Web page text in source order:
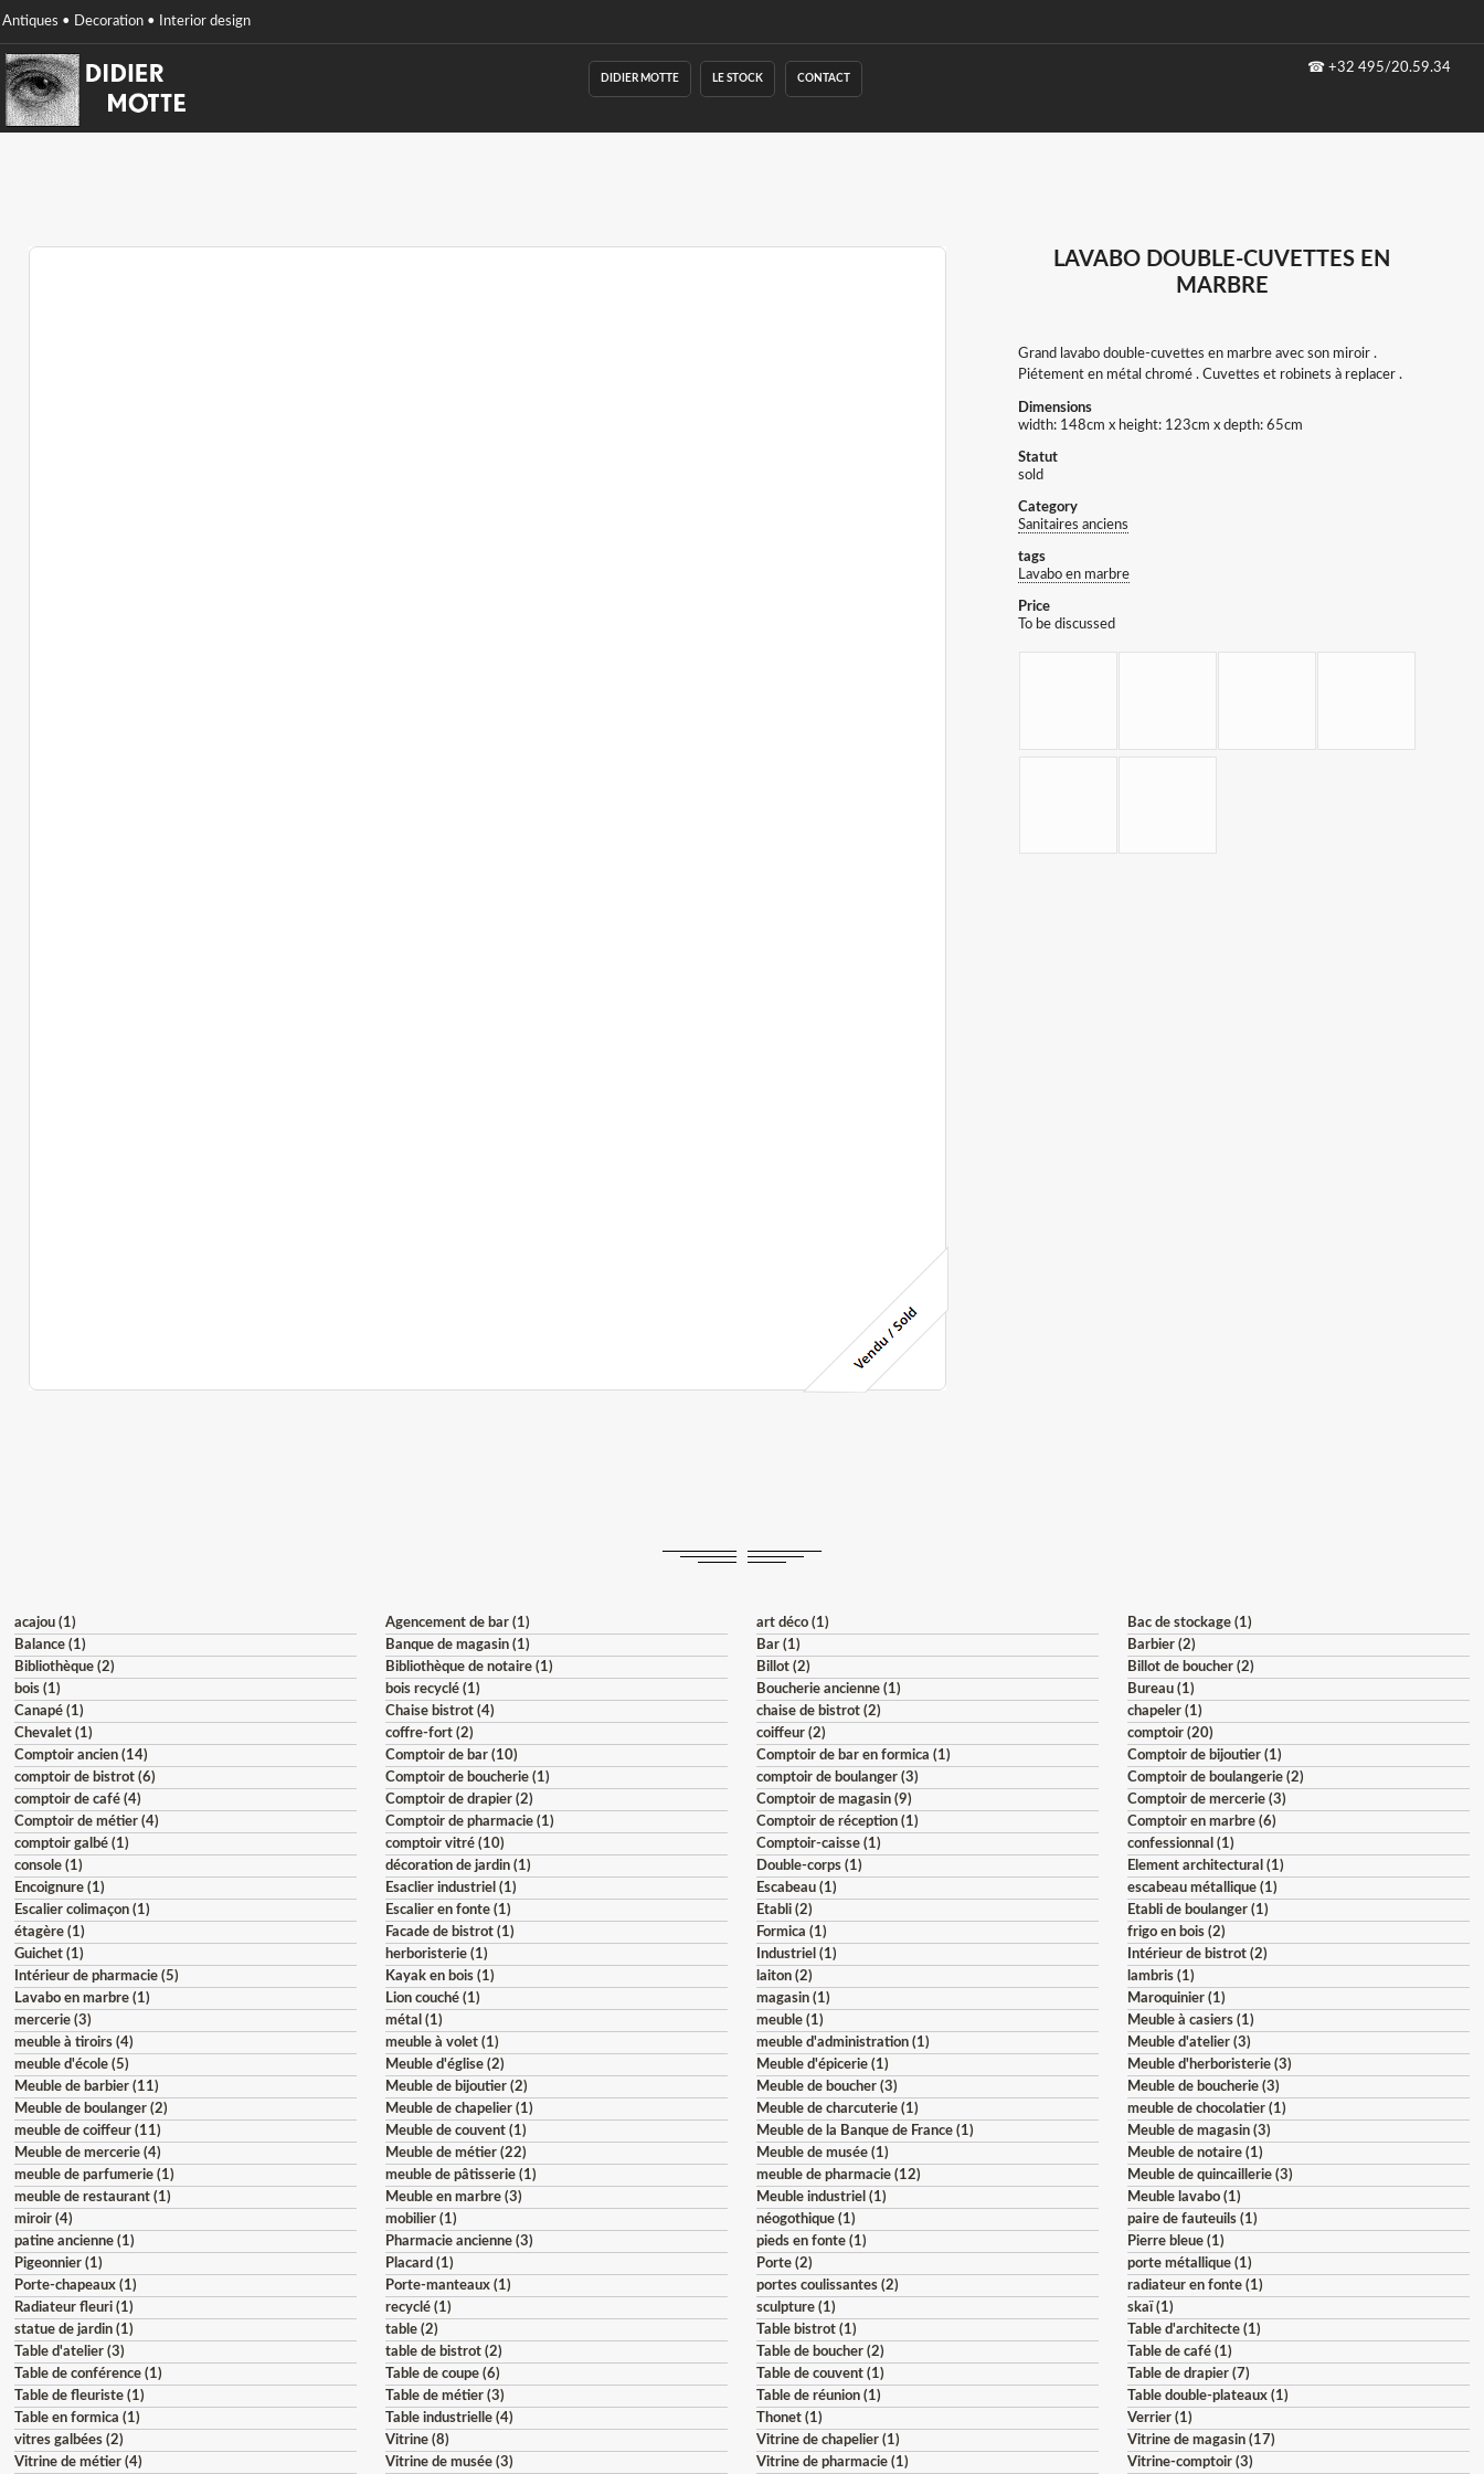
Didier
Motte
antiques,
Decoration,
interior
Antiques • Decoration • Interior design
☎ +32 495/20.59.34
DIDIER MOTTE LE STOCK CONTACT
LAVABO DOUBLE-CUVETTES EN
MARBRE
Grand lavabo double-cuvettes en marbre avec son miroir .
Piétement en métal chromé . Cuvettes et robinets à replacer .
Dimensions
width: 148cm x height: 123cm x depth: 65cm
Statut
sold
Category
Sanitaires anciens
tags
Lavabo en marbre
Price
To be discussed
acajou (1) Agencement de bar (1) art déco (1)
Bac de stockage (1)
Balance (1)
Banque de magasin (1) Bar (1)
Barbier (2)
Bibliothèque (2)
Bibliothèque de notaire (1) Billot (2)
Billot de boucher (2)
bois (1)
bois recyclé (1) Boucherie ancienne (1)
Bureau (1)
Canapé (1)
Chaise bistrot (4) chaise de bistrot (2)
chapeler (1)
Chevalet (1)
coffre-fort (2) coiffeur (2)
comptoir (20)
Comptoir ancien (14)
Comptoir de bar (10) Comptoir de bar en formica (1)
Comptoir de bijoutier (1)
comptoir de bistrot (6)
Comptoir de boucherie (1) comptoir de boulanger (3)
Comptoir de boulangerie (2)
comptoir de café (4)
Comptoir de drapier (2) Comptoir de magasin (9)
Comptoir de mercerie (3)
Comptoir de métier (4)
Comptoir de pharmacie (1) Comptoir de réception (1)
Comptoir en marbre (6)
comptoir galbé (1)
comptoir vitré (10) Comptoir-caisse (1)
confessionnal (1)
console (1)
décoration de jardin (1) Double-corps (1)
Element architectural (1)
Encoignure (1)
Esaclier industriel (1) Escabeau (1)
escabeau métallique (1)
Escalier colimaçon (1)
Escalier en fonte (1) Etabli (2)
Etabli de boulanger (1)
étagère (1)
Facade de bistrot (1) Formica (1)
frigo en bois (2)
Guichet (1)
herboristerie (1) Industriel (1)
Intérieur de bistrot (2)
Intérieur de pharmacie (5)
Kayak en bois (1) laiton (2)
lambris (1)
Lavabo en marbre (1)
Lion couché (1) magasin (1)
Maroquinier (1)
mercerie (3)
métal (1) meuble (1)
Meuble à casiers (1)
meuble à tiroirs (4)
meuble à volet (1) meuble d'administration (1)
Meuble d'atelier (3)
meuble d'école (5)
Meuble d'église (2) Meuble d'épicerie (1)
Meuble d'herboristerie (3)
Meuble de barbier (11)
Meuble de bijoutier (2) Meuble de boucher (3)
Meuble de boucherie (3)
Meuble de boulanger (2)
Meuble de chapelier (1) Meuble de charcuterie (1)
meuble de chocolatier (1)
meuble de coiffeur (11)
Meuble de couvent (1) Meuble de la Banque de France (1)
Meuble de magasin (3)
Meuble de mercerie (4)
Meuble de métier (22) Meuble de musée (1)
Meuble de notaire (1)
meuble de parfumerie (1)
meuble de pâtisserie (1) meuble de pharmacie (12)
Meuble de quincaillerie (3)
meuble de restaurant (1)
Meuble en marbre (3) Meuble industriel (1)
Meuble lavabo (1)
miroir (4)
mobilier (1) néogothique (1)
paire de fauteuils (1)
patine ancienne (1)
Pharmacie ancienne (3) pieds en fonte (1)
Pierre bleue (1)
Pigeonnier (1)
Placard (1) Porte (2)
porte métallique (1)
Porte-chapeaux (1)
Porte-manteaux (1) portes coulissantes (2)
radiateur en fonte (1)
Radiateur fleuri (1)
recyclé (1) sculpture (1)
skaï (1)
statue de jardin (1)
table (2) Table bistrot (1)
Table d'architecte (1)
Table d'atelier (3)
table de bistrot (2) Table de boucher (2)
Table de café (1)
Table de conférence (1)
Table de coupe (6) Table de couvent (1)
Table de drapier (7)
Table de fleuriste (1)
Table de métier (3) Table de réunion (1)
Table double-plateaux (1)
Table en formica (1)
Table industrielle (4) Thonet (1)
Verrier (1)
vitres galbées (2)
Vitrine (8) Vitrine de chapelier (1)
Vitrine de magasin (17)
Vitrine de métier (4)
Vitrine de musée (3) Vitrine de pharmacie (1) Vitrine-comptoir (3)